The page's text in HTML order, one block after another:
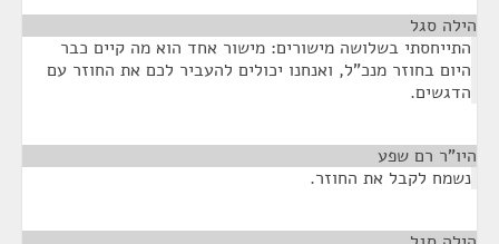
הילה סגל
התייחסתי בשלושה מישורים: מישור אחד הוא מה קיים כבר
היום בחוזר מנכ"ל, ואנחנו יכולים להעביר לכם את החוזר עם
הדגשים.
היו"ר רם שפע
נשמח לקבל את החוזר.